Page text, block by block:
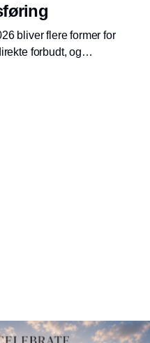
bliver flere former for
forbudt, og